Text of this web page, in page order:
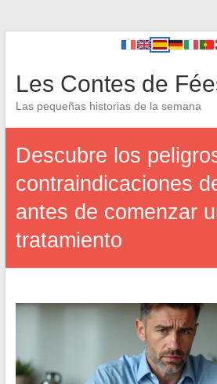
Les Contes de
Las pequeñas historias de la semana
Descubre los
contraindicaciones
antes de comenzar
tratamiento